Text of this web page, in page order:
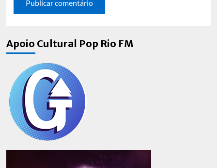
Apoio Cultural Pop Rio FM